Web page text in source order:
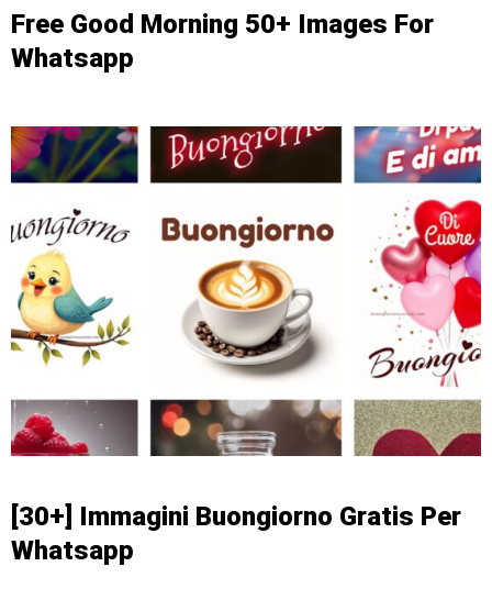
Free Good Morning 50+ Images For
Whatsapp
[30+] Immagini Buongiorno Gratis Per
Whatsapp